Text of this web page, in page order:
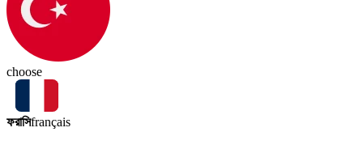
choose
ফরাসিfrançais